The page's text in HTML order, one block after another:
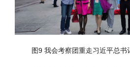
图9 我会考察团重走习近平总书